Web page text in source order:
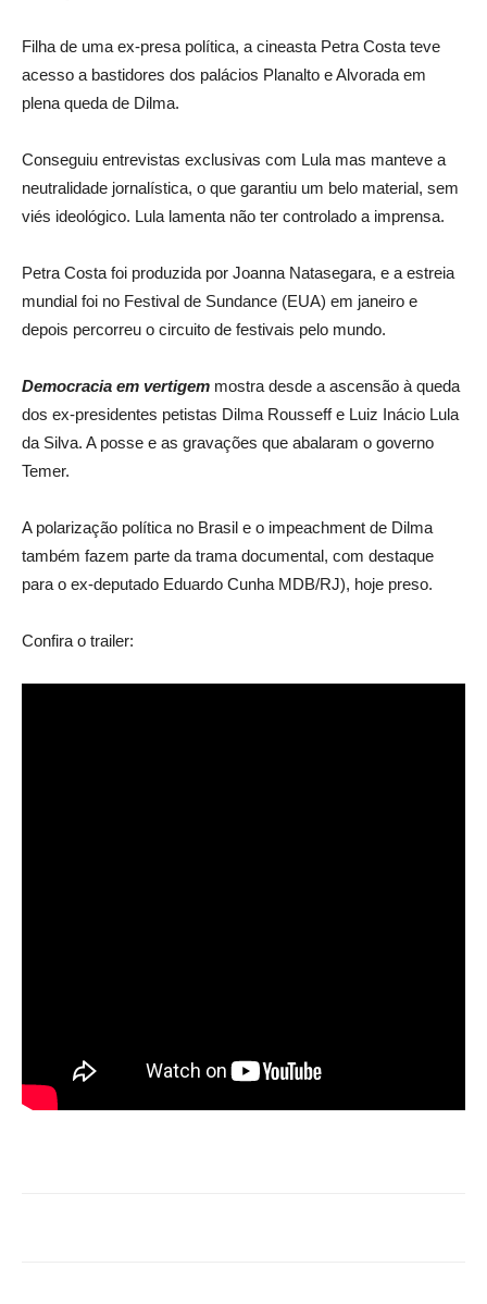
Filha de uma ex-presa política, a cineasta Petra Costa teve
acesso a bastidores dos palácios Planalto e Alvorada em
plena queda de Dilma.
Conseguiu entrevistas exclusivas com Lula mas manteve a
neutralidade jornalística, o que garantiu um belo material, sem
viés ideológico. Lula lamenta não ter controlado a imprensa.
Petra Costa foi produzida por Joanna Natasegara, e a estreia
mundial foi no Festival de Sundance (EUA) em janeiro e
depois percorreu o circuito de festivais pelo mundo.
Democracia em vertigem mostra desde a ascensão à queda
dos ex-presidentes petistas Dilma Rousseff e Luiz Inácio Lula
da Silva. A posse e as gravações que abalaram o governo
Temer.
A polarização política no Brasil e o impeachment de Dilma
também fazem parte da trama documental, com destaque
para o ex-deputado Eduardo Cunha MDB/RJ), hoje preso.
Confira o trailer: